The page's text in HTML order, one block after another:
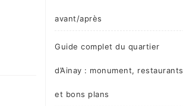
avant/après
Guide complet du quartier
d’Ainay : monument, restaurants
et bons plans